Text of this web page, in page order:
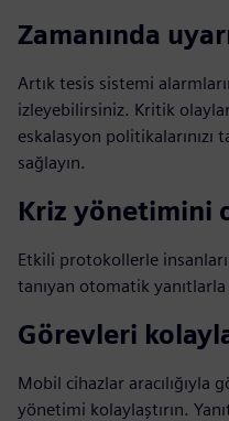
Zamanında
Artık tesis sistemi
izleyebilirsiniz. Kritik
eskalasyon
sağlayın.
Kriz yönetimini
Etkili protokollerle insanları
tanıyan otomatik
Görevleri
Mobil cihazlar aracılığıyla
yönetimi kolaylaştırın.